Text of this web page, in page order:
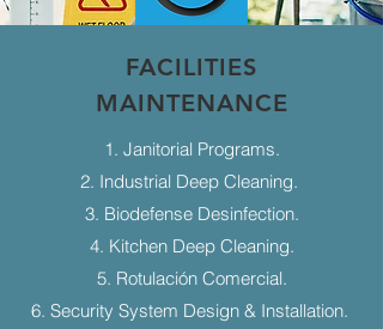
FACILITIES
MAINTENANCE
1. Janitorial Programs.
2. Industrial Deep Cleaning.
3. Biodefense Desinfection.
4. Kitchen Deep Cleaning.
5. Rotulación Comercial.
6. Security System Design & Installation.